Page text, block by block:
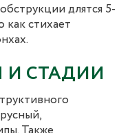
длятся 5-
как стихает
И СТАДИИ